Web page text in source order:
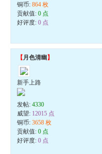
铜币:864 枚
贡献值:0 点
好评度:0 点
【月色清幽 】
新手上路
发帖:4330
威望: 12015 点
铜币:3658 枚
贡献值:0 点
好评度:0 点